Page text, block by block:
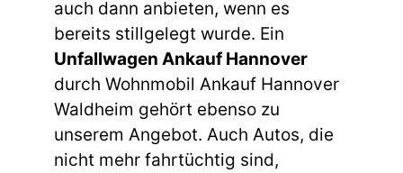
auch dann anbieten, wenn es
bereits stillgelegt wurde. Ein
Unfallwagen Ankauf Hannover
durch Wohnmobil Ankauf Hannover
Waldheim gehört ebenso zu
unserem Angebot. Auch Autos, die
nicht mehr fahrtüchtig sind,